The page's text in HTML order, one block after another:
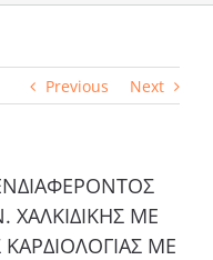
Previous Next
ΧΑΛΚΙΔΙΚΗΣ ΜΕ
ΚΑΡΔΙΟΛΟΓΙΑΣ ΜΕ